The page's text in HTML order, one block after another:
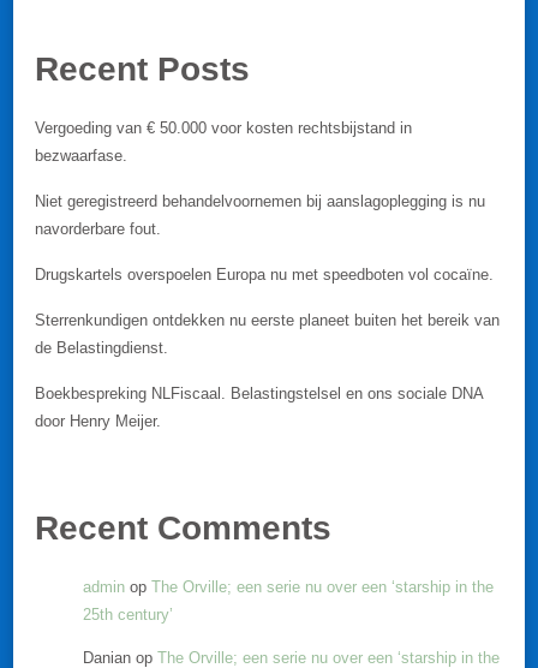
Recent Posts
Vergoeding van € 50.000 voor kosten rechtsbijstand in
bezwaarfase.
Niet geregistreerd behandelvoornemen bij aanslagoplegging is nu
navorderbare fout.
Drugskartels overspoelen Europa nu met speedboten vol cocaïne.
Sterrenkundigen ontdekken nu eerste planeet buiten het bereik van
de Belastingdienst.
Boekbespreking NLFiscaal. Belastingstelsel en ons sociale DNA
door Henry Meijer.
Recent Comments
admin op The Orville; een serie nu over een ‘starship in the
25th century’
Danian op The Orville; een serie nu over een ‘starship in the